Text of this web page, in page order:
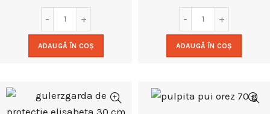
ADAUGĂ ÎN COȘ ADAUGĂ ÎN COȘ